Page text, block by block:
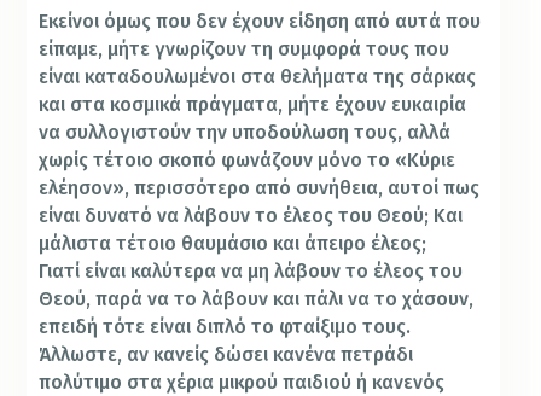
Εκείνοι όμως που δεν έχουν είδηση από αυτά που
είπαμε, μήτε γνωρίζουν τη συμφορά τους που
είναι καταδουλωμένοι στα θελήματα της σάρκας
και στα κοσμικά πράγματα, μήτε έχουν ευκαιρία
να συλλογιστούν την υποδούλωση τους, αλλά
χωρίς τέτοιο σκοπό φωνάζουν μόνο το «Κύριε
ελέησον», περισσότερο από συνήθεια, αυτοί πως
είναι δυνατό να λάβουν το έλεος του Θεού; Και
μάλιστα τέτοιο θαυμάσιο και άπειρο έλεος;
Γιατί είναι καλύτερα να μη λάβουν το έλεος του
Θεού, παρά να το λάβουν και πάλι να το χάσουν,
επειδή τότε είναι διπλό το φταίξιμο τους.
Άλλωστε, αν κανείς δώσει κανένα πετράδι
πολύτιμο στα χέρια μικρού παιδιού ή κανενός